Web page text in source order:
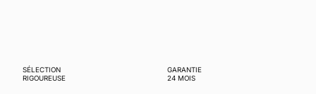
SÉLECTION
RIGOUREUSE
GARANTIE
24 MOIS